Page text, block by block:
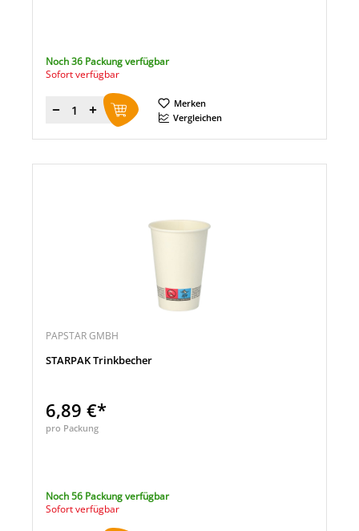
Noch 36 Packung verfügbar
Sofort verfügbar
Menge
Merken
Vergleichen
PAPSTAR GMBH
STARPAK Trinkbecher
6,89 €*
pro Packung
Noch 56 Packung verfügbar
Sofort verfügbar